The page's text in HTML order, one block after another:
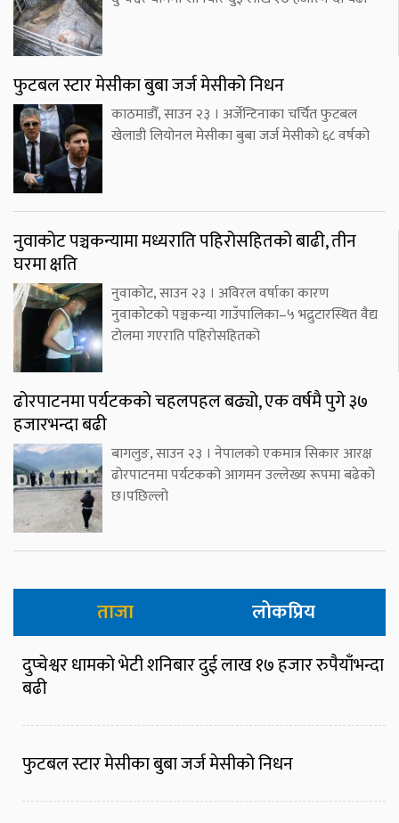
फुटबल स्टार मेसीका बुबा जर्ज मेसीको निधन
काठमाडौँ, साउन २३ । अर्जेन्टिनाका चर्चित फुटबल
खेलाडी लियोनल मेसीका बुबा जर्ज मेसीको ६८ वर्षको
नुवाकोट पञ्चकन्यामा मध्यराति पहिरोसहितको बाढी, तीन
घरमा क्षति
नुवाकोट, साउन २३ । अविरल वर्षाका कारण
नुवाकोटको पञ्चकन्या गाउँपालिका–५ भद्रुटारस्थित वैद्य
टोलमा गएराति पहिरोसहितको
ढोरपाटनमा पर्यटकको चहलपहल बढ्यो, एक वर्षमै पुगे ३७
हजारभन्दा बढी
बागलुङ, साउन २३ । नेपालको एकमात्र सिकार आरक्ष
ढोरपाटनमा पर्यटकको आगमन उल्लेख्य रूपमा बढेको
छ।पछिल्लो
ताजा लोकप्रिय
दुप्चेश्वर धामको भेटी शनिबार दुई लाख १७ हजार रुपैयाँभन्दा
बढी
फुटबल स्टार मेसीका बुबा जर्ज मेसीको निधन